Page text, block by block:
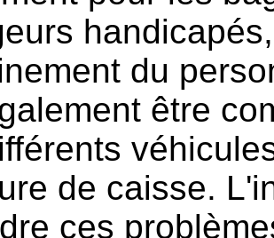
du
être
de caisse.
ces